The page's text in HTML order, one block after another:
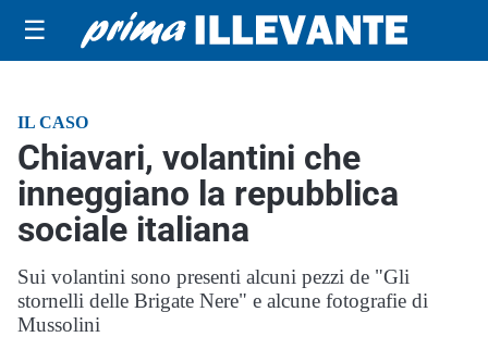
☰
IL CASO
Chiavari, volantini che
inneggiano la repubblica
sociale italiana
Sui volantini sono presenti alcuni pezzi de "Gli
stornelli delle Brigate Nere" e alcune fotografie di
Mussolini